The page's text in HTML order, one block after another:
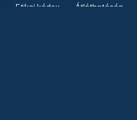
Etikai kódex Átláthatóság